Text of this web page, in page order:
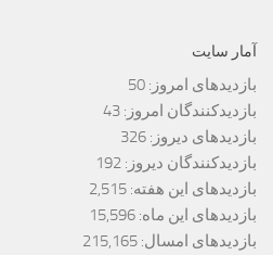
آمار سایت
بازدیدهای امروز: 50
بازدیدکنندگان امروز: 43
بازدیدهای دیروز: 326
بازدیدکنندگان دیروز: 192
بازدیدهای این هفته: 2,515
بازدیدهای این ماه: 15,596
بازدیدهای امسال: 215,165